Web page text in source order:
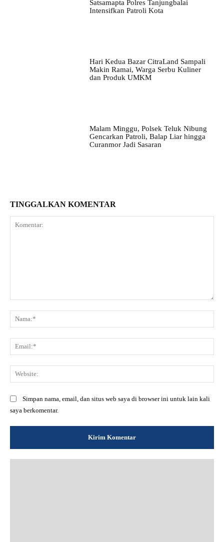
Satsamapta Polres Tanjungbalai
Intensifkan Patroli Kota
Hari Kedua Bazar CitraLand Sampali
Makin Ramai, Warga Serbu Kuliner
dan Produk UMKM
Malam Minggu, Polsek Teluk Nibung
Gencarkan Patroli, Balap Liar hingga
Curanmor Jadi Sasaran
TINGGALKAN KOMENTAR
Simpan nama, email, dan situs web saya di browser ini untuk lain kali
saya berkomentar.